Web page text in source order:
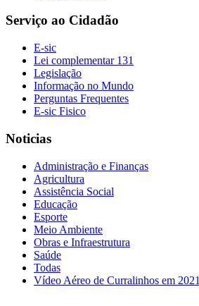
Serviço ao Cidadão
E-sic
Lei complementar 131
Legislação
Informação no Mundo
Perguntas Frequentes
E-sic Fisico
Noticias
Administração e Finanças
Agricultura
Assistência Social
Educação
Esporte
Meio Ambiente
Obras e Infraestrutura
Saúde
Todas
Vídeo Aéreo de Curralinhos em 2021